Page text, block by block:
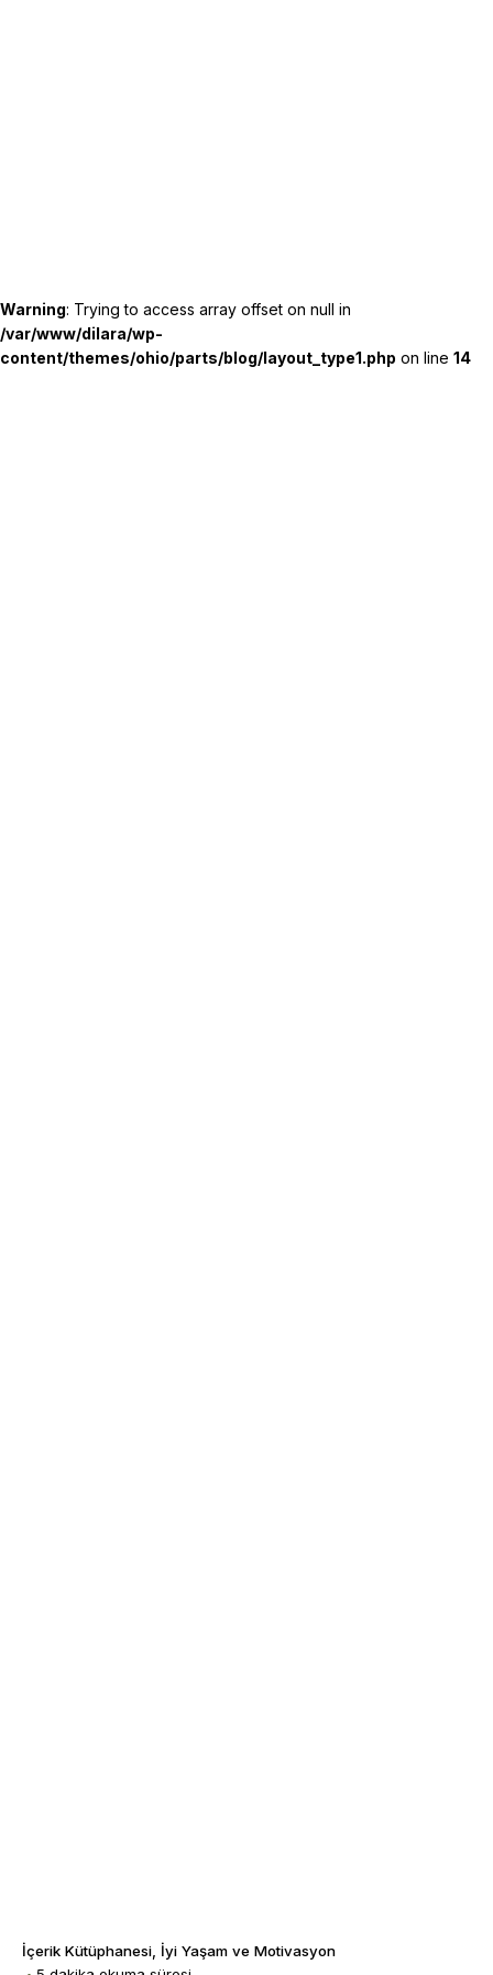
Warning: Trying to access array offset on null in
/var/www/dilara/wp-
content/themes/ohio/parts/blog/layout_type1.php on line 14
İçerik Kütüphanesi İyi Yaşam ve Motivasyon